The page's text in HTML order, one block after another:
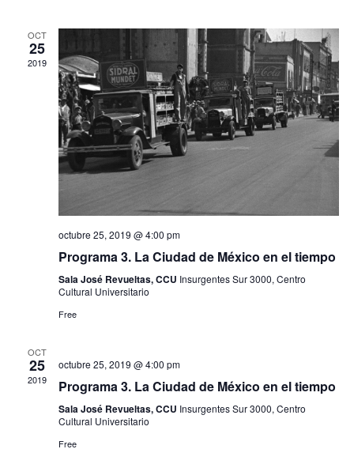
de
vistas
de
de
OCT
25
2019
octubre 25, 2019 @ 4:00 pm
Programa 3. La Ciudad de México en el tiempo
Sala José Revueltas, CCU Insurgentes Sur 3000, Centro
Cultural Universitario
Free
OCT
25
2019
octubre 25, 2019 @ 4:00 pm
Programa 3. La Ciudad de México en el tiempo
Sala José Revueltas, CCU Insurgentes Sur 3000, Centro
Cultural Universitario
Free